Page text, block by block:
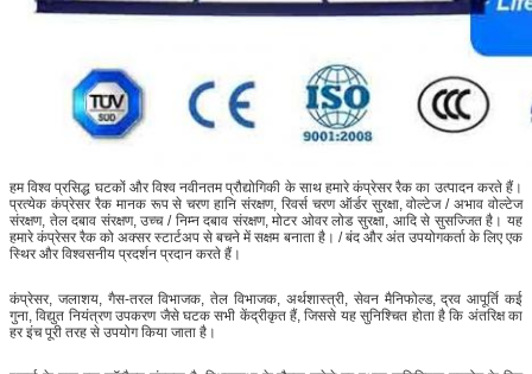
हम विश्व प्रसिद्ध घटकों और विश्व नवीनतम प्रौद्योगिकी के साथ हमारे कंप्रेसर रैक का उत्पादन करते हैं।
प्रत्येक कंप्रेसर रैक मानक रूप से चरण हानि संरक्षण, रिवर्स चरण ऑर्डर सुरक्षा, वोल्टेज / अभाव वोल्टेज
संरक्षण, तेल दबाव संरक्षण, उच्च / निम्न दबाव संरक्षण, मोटर ओवर लोड सुरक्षा, आदि से सुसज्जित है। यह
हमारे कंप्रेसर रैक को अक्सर स्टार्टअप से बचने में सक्षम बनाता है। / बंद और अंत उपयोगकर्ता के लिए एक
स्थिर और विश्वसनीय प्रदर्शन प्रदान करते हैं।
कंप्रेसर, जलाशय, गैस-तरल विभाजक, तेल विभाजक, अर्थशास्त्री, सेवन मैनिफोल्ड, द्रव आपूर्ति कई
गुना, विद्युत नियंत्रण उपकरण जैसे घटक सभी केंद्रीकृत हैं, जिससे यह सुनिश्चित होता है कि अंतरिक्ष का
हर इंच पूरी तरह से उपयोग किया जाता है।